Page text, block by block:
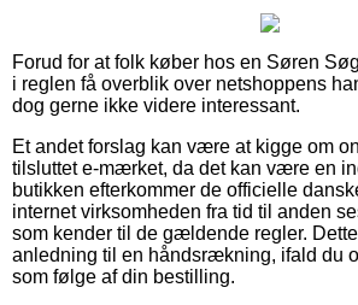
Forud for at folk køber hos en Søren
i reglen få overblik over netshoppens
dog gerne ikke videre interessant.
Et andet forslag kan være at kigge om
tilsluttet e-mærket, da det kan være en
butikken efterkommer de officielle
internet virksomheden fra tid til anden
som kender til de gældende regler.
anledning til en håndsrækning, ifald du
som følge af din bestilling.